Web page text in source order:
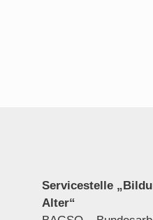
Servicestelle
Alter“